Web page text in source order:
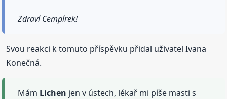
Zdraví Cempírek!
Svou reakci k tomuto příspěvku přidal uživatel Ivana
Konečná.
Mám Lichen jen v ústech, lékař mi píše masti s